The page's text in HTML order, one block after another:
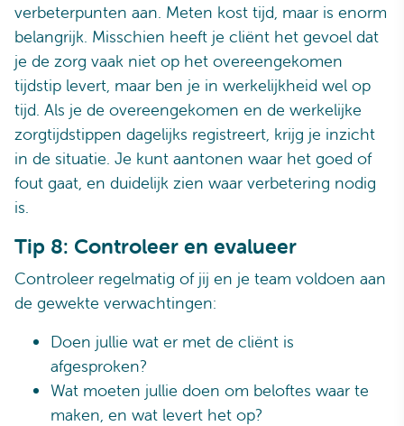
verbeterpunten aan. Meten kost tijd, maar is enorm
belangrijk. Misschien heeft je cliënt het gevoel dat
je de zorg vaak niet op het overeengekomen
tijdstip levert, maar ben je in werkelijkheid wel op
tijd. Als je de overeengekomen en de werkelijke
zorgtijdstippen dagelijks registreert, krijg je inzicht
in de situatie. Je kunt aantonen waar het goed of
fout gaat, en duidelijk zien waar verbetering nodig
is.
Tip 8: Controleer en evalueer
Controleer regelmatig of jij en je team voldoen aan
de gewekte verwachtingen:
Doen jullie wat er met de cliënt is
afgesproken?
Wat moeten jullie doen om beloftes waar te
maken, en wat levert het op?